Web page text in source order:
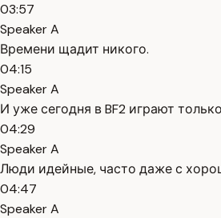
03:57
Speaker A
Времени щадит никого.
04:15
Speaker A
И уже сегодня в BF2 играют
04:29
Speaker A
Люди идейные, часто даже с
04:47
Speaker A